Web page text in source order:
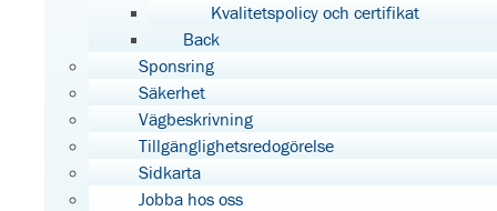
Kvalitetspolicy och certifikat
Back
Sponsring
Säkerhet
Vägbeskrivning
Tillgänglighetsredogörelse
Sidkarta
Jobba hos oss